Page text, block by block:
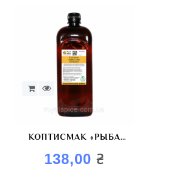
КОПТИСМАК «РЫБА
GOLD» КРАСИТЕЛЬ
КОПТИЛЬНЫЙ
138,00 ₴